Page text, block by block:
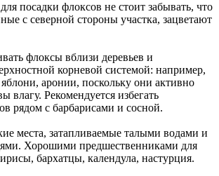
посадки флоксов не стоит забывать, что
с северной стороны участка, зацветают
флоксы вблизи деревьев и
корневой системой: например,
аронии, поскольку они активно
влагу. Рекомендуется избегать
рядом с барбарисами и сосной.
места, затапливаемые талыми водами и
Хорошими предшественниками для
бархатцы, календула, настурция.